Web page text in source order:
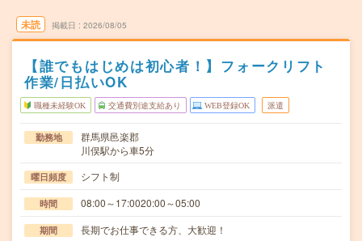
未読 掲載日 2026/08/05
【誰でもはじめは初心者！】フォークリフト
作業/日払いOK
職種未経験OK 交通費別途支給あり WEB登録OK 派遣
勤務地
群馬県邑楽郡
川俣駅から車5分
曜日頻度 シフト制
時間 08:00～17:0020:00～05:00
期間 長期でお仕事できる方、大歓迎！